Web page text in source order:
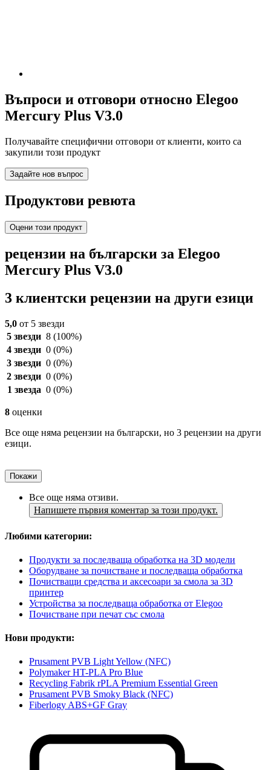
Въпроси и отговори относно Elegoo
Mercury Plus V3.0
Получавайте специфични отговори от клиенти, които са
закупили този продукт
Задайте нов въпрос
Продуктови ревюта
Оцени този продукт
рецензии на български за Elegoo
Mercury Plus V3.0
3 клиентски рецензии на други езици
5,0 от 5 звезди
5 звезди 8 (100%)
4 звезди 0 (0%)
3 звезди 0 (0%)
2 звезди 0 (0%)
1 звезда 0 (0%)
8 оценки
Все още няма рецензии на български, но 3 рецензии на други
езици.
Покажи
Все още няма отзиви.
Напишете първия коментар за този продукт.
Любими категории:
Продукти за последваща обработка на 3D модели
Оборудване за почистване и последваща обработка
Почистващи средства и аксесоари за смола за 3D
принтер
Устройства за последваща обработка от Elegoo
Почистване при печат със смола
Нови продукти:
Prusament PVB Light Yellow (NFC)
Polymaker HT-PLA Pro Blue
Recycling Fabrik rPLA Premium Essential Green
Prusament PVB Smoky Black (NFC)
Fiberlogy ABS+GF Gray